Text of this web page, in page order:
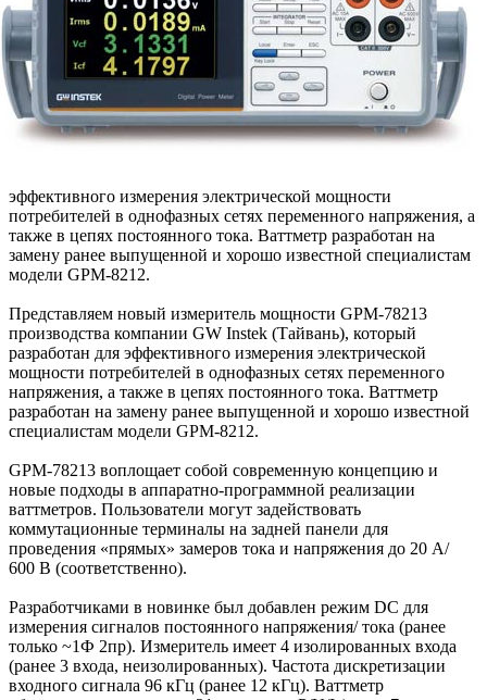
эффективного измерения электрической мощности
потребителей в однофазных сетях переменного напряжения, а
также в цепях постоянного тока. Ваттметр разработан на
замену ранее выпущенной и хорошо известной специалистам
модели GPM-8212.
Представляем новый измеритель мощности GPM-78213
производства компании GW Instek (Тайвань), который
разработан для эффективного измерения электрической
мощности потребителей в однофазных сетях переменного
напряжения, а также в цепях постоянного тока. Ваттметр
разработан на замену ранее выпущенной и хорошо известной
специалистам модели GPM-8212.
GPM-78213 воплощает собой современную концепцию и
новые подходы в аппаратно-программной реализации
ваттметров. Пользователи могут задействовать
коммутационные терминалы на задней панели для
проведения «прямых» замеров тока и напряжения до 20 А/
600 В (соответственно).
Разработчиками в новинке был добавлен режим DC для
измерения сигналов постоянного напряжения/ тока (ранее
только ~1Ф 2пр). Измеритель имеет 4 изолированных входа
(ранее 3 входа, неизолированных). Частота дискретизации
входного сигнала 96 кГц (ранее 12 кГц). Ваттметр